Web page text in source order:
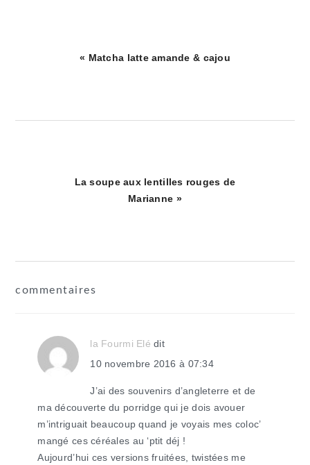
Article
« Matcha latte amande & cajou
Article
La soupe aux lentilles rouges de
Marianne »
lecteur
commentaires
la Fourmi Elé dit
10 novembre 2016 à 07:34
J’ai des souvenirs d’angleterre et de
ma découverte du porridge qui je dois avouer
m’intriguait beaucoup quand je voyais mes coloc’
mangé ces céréales au ‘ptit déj !
Aujourd’hui ces versions fruitées, twistées me